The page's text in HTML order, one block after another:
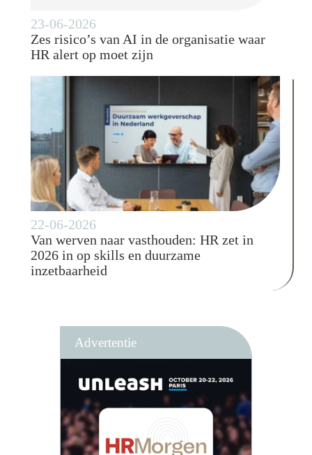
23-06-2026
Zes risico’s van AI in de organisatie waar
HR alert op moet zijn
22-06-2026
Van werven naar vasthouden: HR zet in
2026 in op skills en duurzame
inzetbaarheid
Advertentie